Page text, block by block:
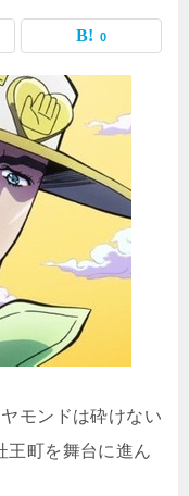
0
モンドは砕けない
王町を舞台に進ん